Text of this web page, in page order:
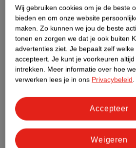
Nature Impact Score
Dit product heeft
Impact Score.
Meer informatie
Bestel & Bezorginformatie
Bekijk ook
Wij gebruiken cookies om je de beste
bieden en om onze website
maken. Zo kunnen we jou de beste
tonen en zorgen we dat je ook buiten
advertenties ziet. Je bepaalt zelf welke
accepteert. Je kunt je voorkeuren
intrekken. Meer informatie over hoe
verwerken lees je in ons Privacybeleid.
Weigeren
Accepteer